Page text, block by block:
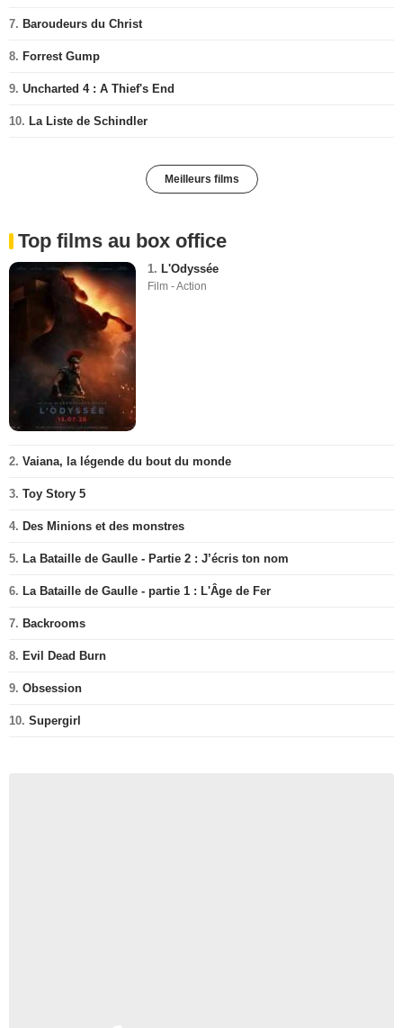
7. Baroudeurs du Christ
8. Forrest Gump
9. Uncharted 4 : A Thief's End
10. La Liste de Schindler
Meilleurs films
Top films au box office
1. L'Odyssée
Film - Action
2. Vaiana, la légende du bout du monde
3. Toy Story 5
4. Des Minions et des monstres
5. La Bataille de Gaulle - Partie 2 : J’écris ton nom
6. La Bataille de Gaulle - partie 1 : L'Âge de Fer
7. Backrooms
8. Evil Dead Burn
9. Obsession
10. Supergirl